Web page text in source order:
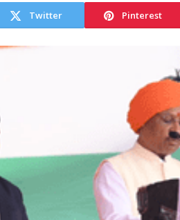
Twitter Pinterest